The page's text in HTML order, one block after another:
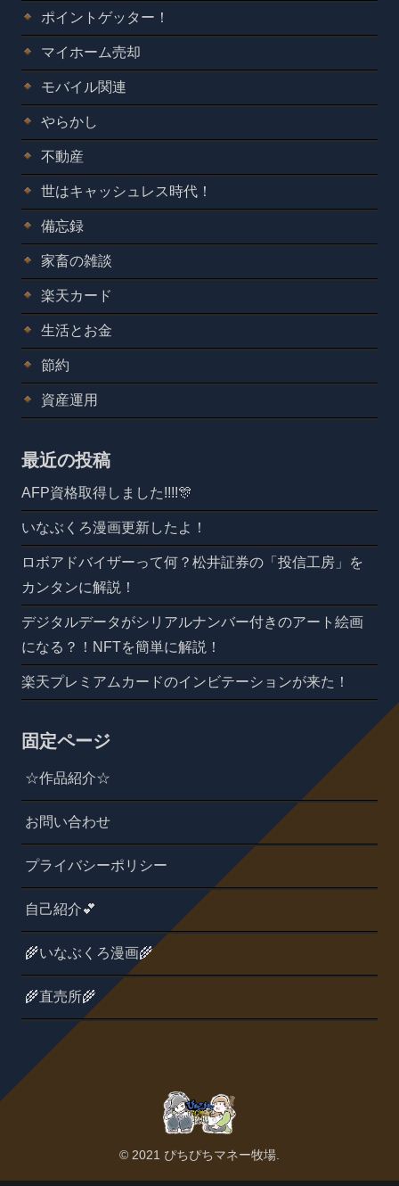
ポイントゲッター！
マイホーム売却
モバイル関連
やらかし
不動産
世はキャッシュレス時代！
備忘録
家畜の雑談
楽天カード
生活とお金
節約
資産運用
最近の投稿
AFP資格取得しました!!!!🎊
いなぶくろ漫画更新したよ！
ロボアドバイザーって何？松井証券の「投信工房」を
カンタンに解説！
デジタルデータがシリアルナンバー付きのアート絵画
になる？！NFTを簡単に解説！
楽天プレミアムカードのインビテーションが来た！
固定ページ
☆作品紹介☆
お問い合わせ
プライバシーポリシー
自己紹介💕
🌾いなぶくろ漫画🌾
🌾直売所🌾
© 2021 ぴちぴちマネー牧場.